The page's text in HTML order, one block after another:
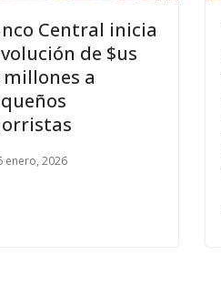
Central inicia
de $us
millones a
enero, 2026